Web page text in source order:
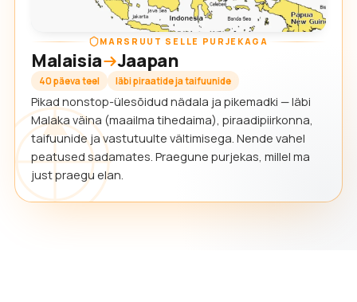
MARSRUUT SELLE PURJEKAGA
Malaisia Jaapan
40 päeva teel läbi piraatide ja taifuunide
Pikad nonstop-ülesõidud nädala ja pikemadki — läbi
Malaka väina (maailma tihedaima), piraadipiirkonna,
taifuunide ja vastutuulte vältimisega. Nende vahel
peatused sadamates. Praegune purjekas, millel ma
just praegu elan.